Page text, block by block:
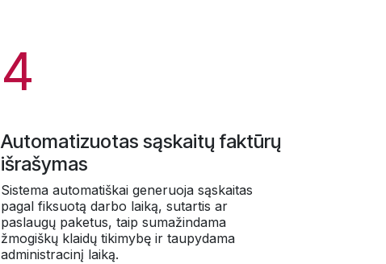
4
Automatizuotas sąskaitų faktūrų
išrašymas
Sistema automatiškai generuoja sąskaitas
pagal fiksuotą darbo laiką, sutartis ar
paslaugų paketus, taip sumažindama
žmogiškų klaidų tikimybę ir taupydama
administracinį laiką.